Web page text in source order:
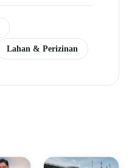
Lahan & Perizinan